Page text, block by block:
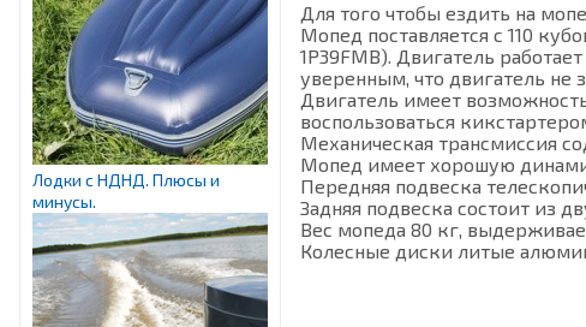
Лодки с НДНД. Плюсы и
минусы.
Для того чтобы ездить на
Мопед поставляется с 110
1P39FMB). Двигатель
уверенным, что двигатель не
Двигатель имеет
воспользоваться
Механическая трансмиссия
Мопед имеет хорошую
Передняя подвеска
Задняя подвеска состоит из
Вес мопеда 80 кг,
Колесные диски литые